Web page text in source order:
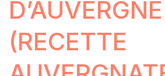
D’AUVERGNE
(RECETTE